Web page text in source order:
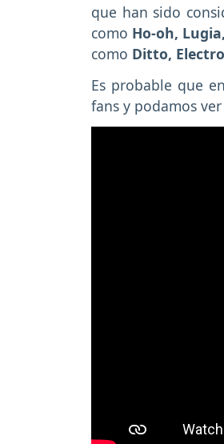
que han sido
como Ho-oh,
como Ditto,
Es probable que
fans y podamos